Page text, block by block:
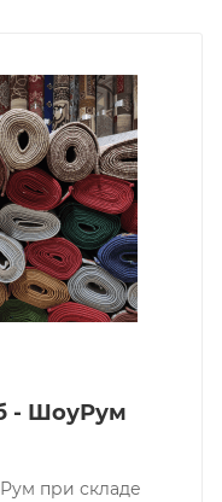
- ШоуРум
при складе